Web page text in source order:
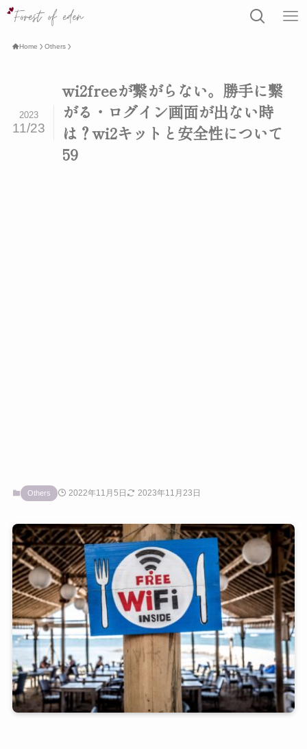
Home Others
wi2freeが繋がらない。勝手に繋
がる・ログイン画面が出ない時
は？wi2キットと安全性について
59
2023
11/23
Others 2022年11月5日 2023年11月23日